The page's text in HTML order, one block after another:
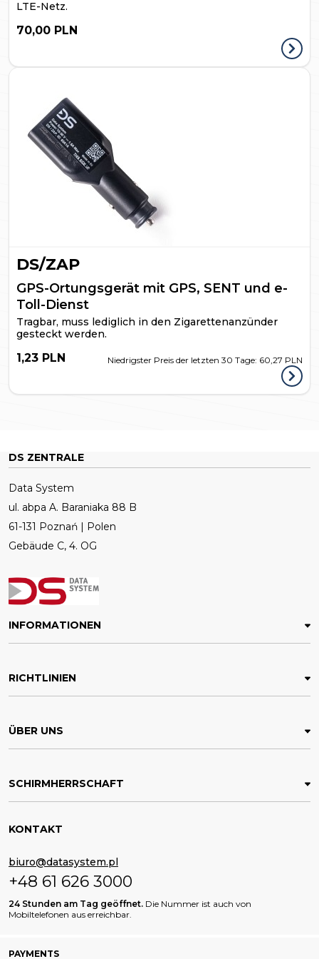
LTE-Netz.
70,00 PLN
DS/ZAP
GPS-Ortungsgerät mit GPS, SENT und e-
Toll-Dienst
Tragbar, muss lediglich in den Zigarettenanzünder
gesteckt werden.
1,23 PLN Niedrigster Preis der letzten 30 Tage: 60,27 PLN
DS ZENTRALE
Data System
ul. abpa A. Baraniaka 88 B
61-131 Poznań | Polen
Gebäude C, 4. OG
INFORMATIONEN
RICHTLINIEN
ÜBER UNS
SCHIRMHERRSCHAFT
KONTAKT
biuro@datasystem.pl
+48 61 626 3000
24 Stunden am Tag geöffnet. Die Nummer ist auch von
Mobiltelefonen aus erreichbar.
PAYMENTS